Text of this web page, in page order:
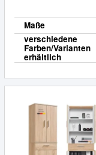
Maße
verschiedene
Farben/Varianten
erhältlich